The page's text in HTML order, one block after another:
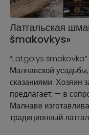
Латгальская
šmakovkys»
“Latgolys šmakovka”
Малнавской
сказаниями. Хозяин
предлагает: — в
Малнаве
традиционный